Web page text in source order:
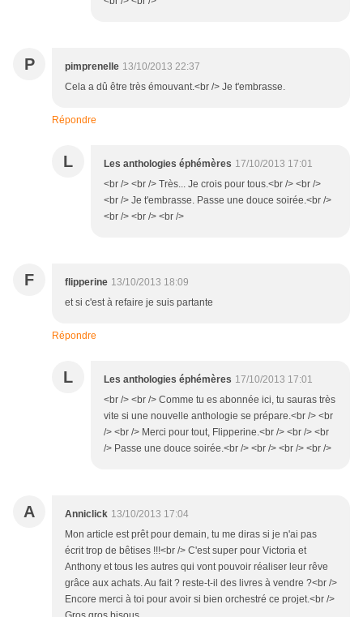
P pimprenelle 13/10/2013 22:37
Cela a dû être très émouvant.<br /> Je t'embrasse.
Répondre
L Les anthologies éphémères 17/10/2013 17:01
<br /> <br /> Très... Je crois pour tous.<br /> <br />
<br /> Je t'embrasse. Passe une douce soirée.<br />
<br /> <br /> <br />
F flipperine 13/10/2013 18:09
et si c'est à refaire je suis partante
Répondre
L Les anthologies éphémères 17/10/2013 17:01
<br /> <br /> Comme tu es abonnée ici, tu sauras très
vite si une nouvelle anthologie se prépare.<br /> <br
/> <br /> Merci pour tout, Flipperine.<br /> <br /> <br
/> Passe une douce soirée.<br /> <br /> <br /> <br />
A Anniclick 13/10/2013 17:04
Mon article est prêt pour demain, tu me diras si je n'ai pas
écrit trop de bêtises !!!<br /> C'est super pour Victoria et
Anthony et tous les autres qui vont pouvoir réaliser leur rêve
grâce aux achats. Au fait ? reste-t-il des livres à vendre ?<br />
Encore merci à toi pour avoir si bien orchestré ce projet.<br />